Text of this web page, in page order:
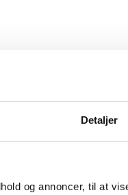
Detaljer
og annoncer, til at